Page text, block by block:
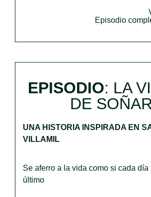
Episodio
EPISODIO: LA
DE SOÑAR
UNA HISTORIA INSPIRADA EN
VILLAMIL
Se aferro a la vida como si cada día
último